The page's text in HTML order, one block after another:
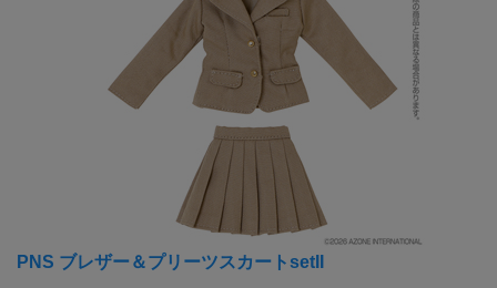
PNS ブレザー＆プリーツスカートsetII